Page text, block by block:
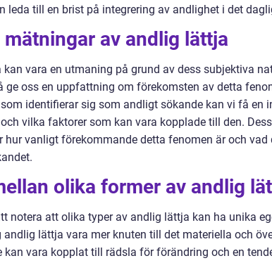
leda till en brist på integrering av andlighet i det
av andlig lättja
vara en utmaning på grund av dess subjektiva
ge oss en uppfattning om förekomsten av detta
identifierar sig som andligt sökande kan vi få en
vilka faktorer som kan vara kopplade till den.
hur vanligt förekommande detta fenomen är och vad
olika former av andlig
notera att olika typer av andlig lättja kan ha unika
lättja vara mer knuten till det materiella och
vara kopplat till rädsla för förändring och en